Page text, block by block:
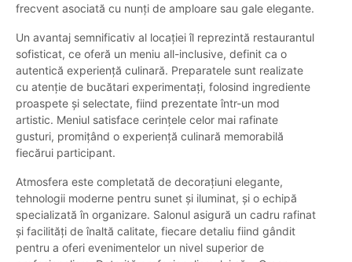
frecvent asociată cu nunți de amploare sau gale elegante.
Un avantaj semnificativ al locației îl reprezintă restaurantul
sofisticat, ce oferă un meniu all-inclusive, definit ca o
autentică experiență culinară. Preparatele sunt realizate
cu atenție de bucătari experimentați, folosind ingrediente
proaspete și selectate, fiind prezentate într-un mod
artistic. Meniul satisface cerințele celor mai rafinate
gusturi, promițând o experiență culinară memorabilă
fiecărui participant.
Atmosfera este completată de decorațiuni elegante,
tehnologii moderne pentru sunet și iluminat, și o echipă
specializată în organizare. Salonul asigură un cadru rafinat
și facilități de înaltă calitate, fiecare detaliu fiind gândit
pentru a oferi evenimentelor un nivel superior de